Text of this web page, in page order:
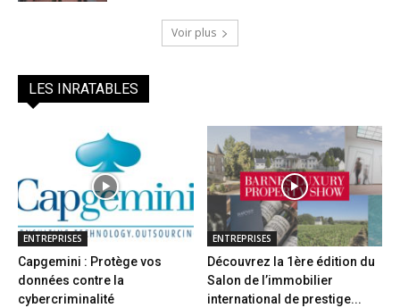
Voir plus
LES INRATABLES
ENTREPRISES
Capgemini : Protège vos
données contre la
cybercriminalité
ENTREPRISES
Découvrez la 1ère édition du
Salon de l’immobilier
international de prestige...